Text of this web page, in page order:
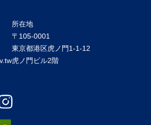
所在地
〒105-0001
東京都港区虎ノ門1-1-12
虎ノ門ビル2階